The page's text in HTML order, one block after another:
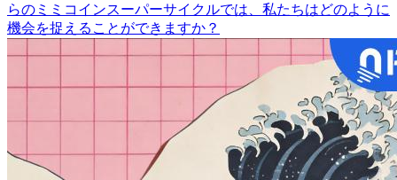
らのミミコインスーパーサイクルでは、私たちはどのように
機会を捉えることができますか？